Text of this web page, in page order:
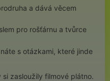
a dává věcem
pro rošťárnu a tvůrce
s otázkami, které jinde
zasloužily filmové plátno.